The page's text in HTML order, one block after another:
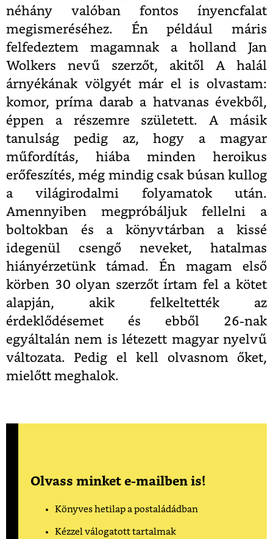
néhány valóban fontos ínyencfalat
megismeréséhez. Én például máris
felfedeztem magamnak a holland Jan
Wolkers nevű szerzőt, akitől A halál
árnyékának völgyét már el is olvastam:
komor, príma darab a hatvanas évekből,
éppen a részemre született. A másik
tanulság pedig az, hogy a magyar
műfordítás, hiába minden heroikus
erőfeszítés, még mindig csak búsan kullog
a világirodalmi folyamatok után.
Amennyiben megpróbáljuk fellelni a
boltokban és a könyvtárban a kissé
idegenül csengő neveket, hatalmas
hiányérzetünk támad. Én magam első
körben 30 olyan szerzőt írtam fel a kötet
alapján, akik felkeltették az
érdeklődésemet és ebből 26-nak
egyáltalán nem is létezett magyar nyelvű
változata. Pedig el kell olvasnom őket,
mielőtt meghalok.
Olvass minket e-mailben is!
Könyves hetilap a postaládádban
Kézzel válogatott tartalmak